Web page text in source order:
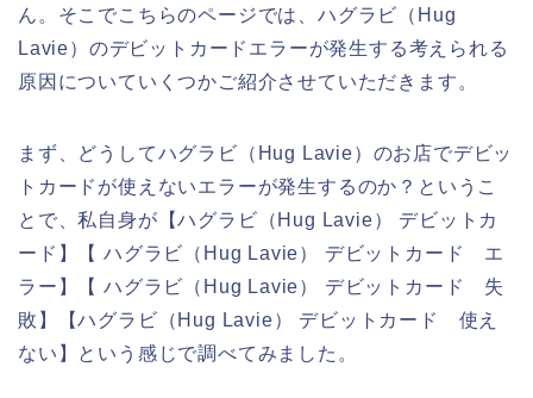
ん。そこでこちらのページでは、ハグラビ（Hug
Lavie）のデビットカードエラーが発生する考えられる
原因についていくつかご紹介させていただきます。
まず、どうしてハグラビ（Hug Lavie）のお店でデビッ
トカードが使えないエラーが発生するのか？というこ
とで、私自身が【ハグラビ（Hug Lavie） デビットカ
ード】【 ハグラビ（Hug Lavie） デビットカード エ
ラー】【 ハグラビ（Hug Lavie） デビットカード 失
敗】【ハグラビ（Hug Lavie） デビットカード 使え
ない】という感じで調べてみました。